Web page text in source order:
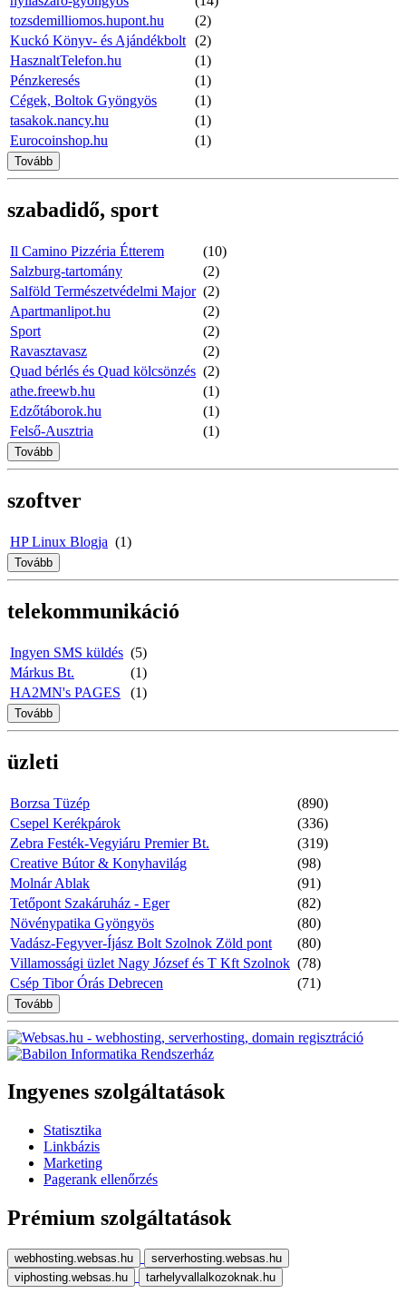
tozsdemilliomos.hupont.hu
(2)
Kuckó Könyv- és Ajándékbolt (2)
HasznaltTelefon.hu
(1)
Pénzkeresés
(1)
Cégek, Boltok Gyöngyös
(1)
tasakok.nancy.hu
(1)
Eurocoinshop.hu
(1)
Tovább
szabadidő, sport
Il Camino Pizzéria Étterem
(10)
Salzburg-tartomány
(2)
Salföld Természetvédelmi Major (2)
Apartmanlipot.hu
(2)
Sport
(2)
Ravasztavasz
(2)
Quad bérlés és Quad kölcsönzés (2)
athe.freewb.hu
(1)
Edzőtáborok.hu
(1)
Felső-Ausztria
(1)
Tovább
szoftver
HP Linux Blogja (1)
Tovább
telekommunikáció
Ingyen SMS küldés (5)
Márkus Bt.
(1)
HA2MN's PAGES
(1)
Tovább
üzleti
Borzsa Tüzép
(890)
Csepel Kerékpárok
(336)
Zebra Festék-Vegyiáru Premier Bt.
(319)
Creative Bútor & Konyhavilág
(98)
Molnár Ablak
(91)
Tetőpont Szakáruház - Eger
(82)
Növénypatika Gyöngyös
(80)
Vadász-Fegyver-Íjász Bolt Szolnok Zöld pont
(80)
Villamossági üzlet Nagy József és T Kft Szolnok (78)
Csép Tibor Órás Debrecen
(71)
Tovább
Ingyenes szolgáltatások
Statisztika
Linkbázis
Marketing
Pagerank ellenőrzés
Prémium szolgáltatások
webhosting.websas.hu
serverhosting.websas.hu
viphosting.websas.hu
tarhelyvallalkozoknak.hu